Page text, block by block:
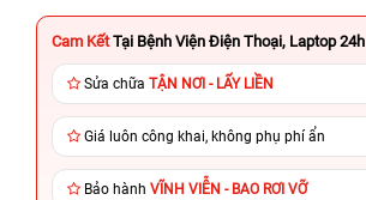
Cam Kết Tại Bệnh Viện Điện Thoại, Laptop 24h
Sửa chữa TẬN NƠI - LẤY LIỀN
Giá luôn công khai, không phụ phí ẩn
Bảo hành VĨNH VIỄN - BAO RƠI VỠ